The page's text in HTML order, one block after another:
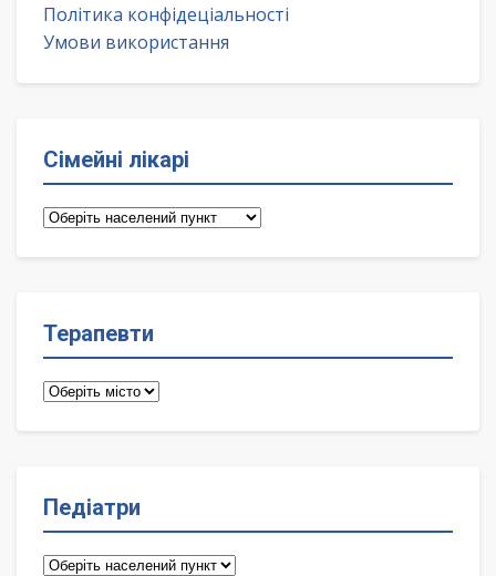
Політика конфідеціальності
Умови використання
Сімейні лікарі
Сімейні
Терапевти
Терапевти
Педіатри
Педіатри